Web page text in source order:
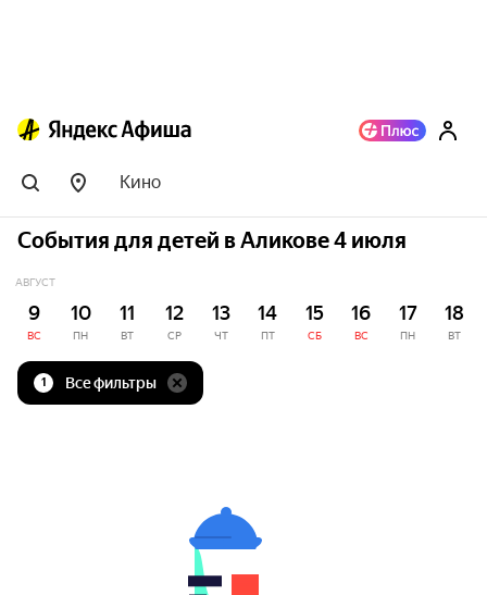
Кино
События для детей в Аликове 4 июля
АВГУСТ
9
ВС
10
ПН
11
ВТ
12
СР
13
ЧТ
14
ПТ
15
СБ
16
ВС
17
ПН
18
ВТ
1 Все фильтры